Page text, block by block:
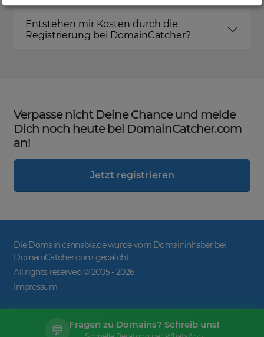
Entstehen mir Kosten durch die
Registrierung bei DomainCatcher?
Verpasse nicht Deine Chance und melde
Dich noch heute bei DomainCatcher.com
an!
Jetzt registrieren
Die Domain cannabia.de wurde vom Domaininhaber bei
DomainCatcher.com gecatcht.
All rights reserved © 2005 -2026
Impressum
💬 Fragen zu Domains? Schreib uns!